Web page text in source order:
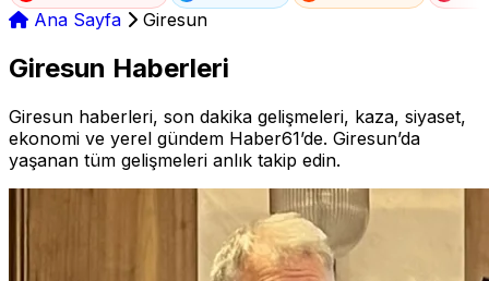
Ana Sayfa Giresun
Giresun Haberleri
Giresun haberleri, son dakika gelişmeleri, kaza, siyaset,
ekonomi ve yerel gündem Haber61’de. Giresun’da
yaşanan tüm gelişmeleri anlık takip edin.